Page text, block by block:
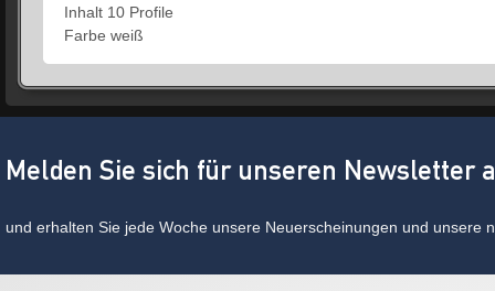
Inhalt 10 Profile
Farbe weiß
Melden Sie sich für unseren Newsletter
und erhalten Sie jede Woche unsere Neuerscheinungen und unsere